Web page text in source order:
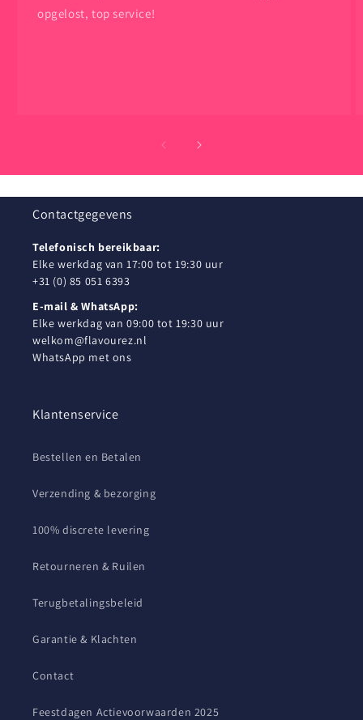
opgelost, top service!
Contactgegevens
Telefonisch bereikbaar:
Elke werkdag van 17:00 tot 19:30 uur
+31 (0) 85 051 6393
E-mail & WhatsApp:
Elke werkdag van 09:00 tot 19:30 uur
welkom@flavourez.nl
WhatsApp met ons
Klantenservice
Bestellen en Betalen
Verzending & bezorging
100% discrete levering
Retourneren & Ruilen
Terugbetalingsbeleid
Garantie & Klachten
Contact
Feestdagen Actievoorwaarden 2025